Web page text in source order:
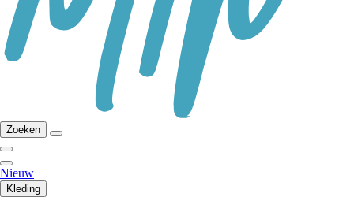
Zoeken
Nieuw
Kleding